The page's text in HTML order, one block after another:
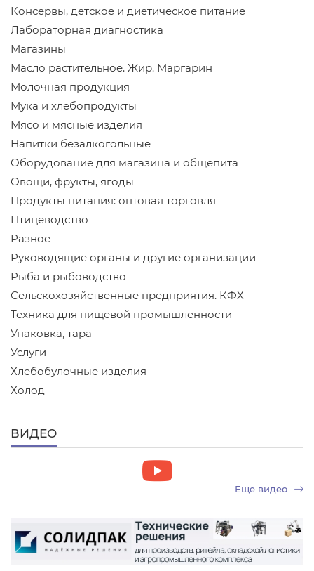
Консервы, детское и диетическое питание
Лабораторная диагностика
Магазины
Масло растительное. Жир. Маргарин
Молочная продукция
Мука и хлебопродукты
Мясо и мясные изделия
Напитки безалкогольные
Оборудование для магазина и общепита
Овощи, фрукты, ягоды
Продукты питания: оптовая торговля
Птицеводство
Разное
Руководящие органы и другие организации
Рыба и рыбоводство
Сельскохозяйственные предприятия. КФХ
Техника для пищевой промышленности
Упаковка, тара
Услуги
Хлебобулочные изделия
Холод
ВИДЕО
Еще видео